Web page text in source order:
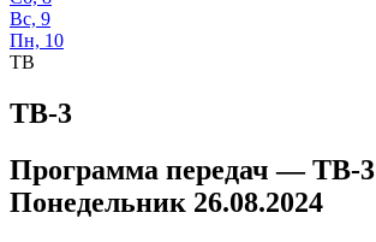
Вс, 9
Пн, 10
ТВ
ТВ-3
Программа передач —ТВ-3
Понедельник 26.08.2024